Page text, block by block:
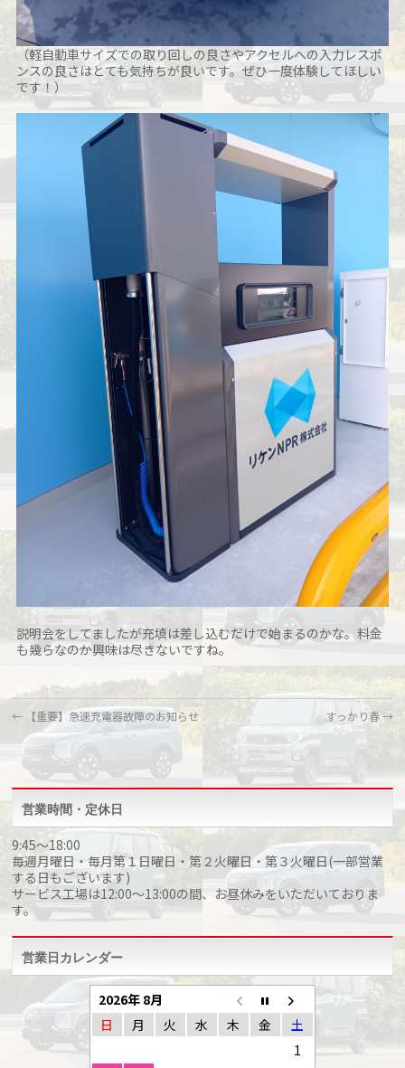
（軽自動車サイズでの取り回しの良さやアクセルへの入力レスポ
ンスの良さはとても気持ちが良いです。ぜひ一度体験してほしい
です！）
説明会をしてましたが充填は差し込むだけで始まるのかな。料金
も幾らなのか興味は尽きないですね。
← 【重要】急速充電器故障のお知らせ すっかり春→
営業時間・定休日
9:45～18:00
毎週月曜日・毎月第１日曜日・第２火曜日・第３火曜日(一部営業
する日もございます)
サービス工場は12:00～13:00の間、お昼休みをいただいておりま
す。
営業日カレンダー
2026年 8月
日
月 火 水 木 金
土
1